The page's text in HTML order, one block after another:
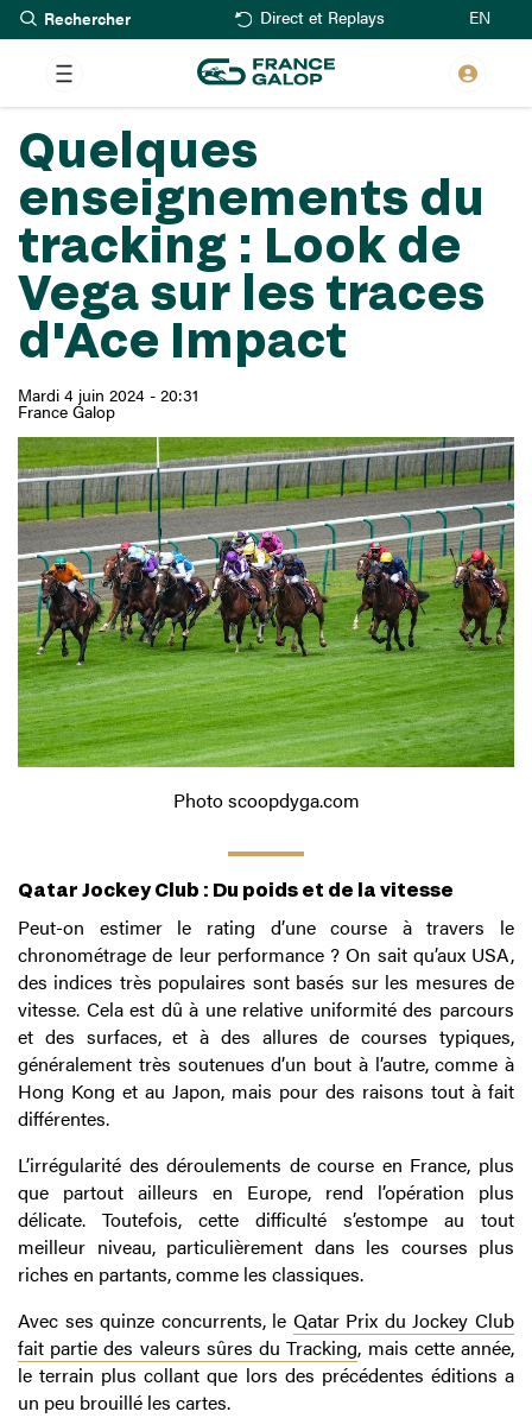
Aller
au
contenu
principal
Rechercher Direct et Replays EN
Quelques
enseignements du
tracking : Look de
Vega sur les traces
d'Ace Impact
Mardi 4 juin 2024 - 20:31
France Galop
Photo scoopdyga.com
Qatar Jockey Club : Du poids et de la vitesse
Peut-on estimer le rating d’une course à travers le
chronométrage de leur performance ? On sait qu’aux USA,
des indices très populaires sont basés sur les mesures de
vitesse. Cela est dû à une relative uniformité des parcours
et des surfaces, et à des allures de courses typiques,
généralement très soutenues d’un bout à l’autre, comme à
Hong Kong et au Japon, mais pour des raisons tout à fait
différentes.
L’irrégularité des déroulements de course en France, plus
que partout ailleurs en Europe, rend l’opération plus
délicate. Toutefois, cette difficulté s’estompe au tout
meilleur niveau, particulièrement dans les courses plus
riches en partants, comme les classiques.
Avec ses quinze concurrents, le Qatar Prix du Jockey Club
fait partie des valeurs sûres du Tracking, mais cette année,
le terrain plus collant que lors des précédentes éditions a
un peu brouillé les cartes.